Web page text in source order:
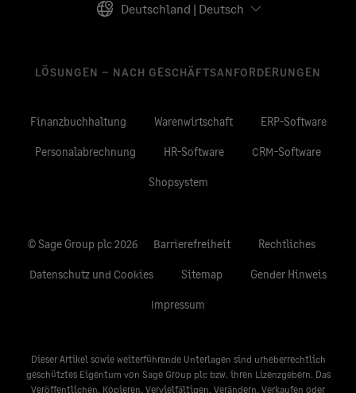
Deutschland | Deutsch
LÖSUNGEN – NACH GESCHÄFTSANFORDERUNGEN
Finanzbuchhaltung Warenwirtschaft ERP-Software
Personalabrechnung HR-Software CRM-Software
Shopsystem
© Sage Group plc 2026 Barrierefreiheit Rechtliches
Datenschutz und Cookies Sitemap Gender Hinweis
Impressum
Dieser Artikel sowie weiterführende Unterlagen sind urheberrechtlich
geschütztes Eigentum von Sage Group plc bzw. ihren Lizenzgebern. Das
Veröffentlichen, Kopieren, Vervielfältigen, Verändern, Verkaufen oder